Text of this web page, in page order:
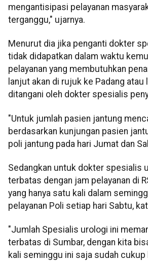
mengantisipasi pelayanan
terganggu," ujarnya.
Menurut dia jika penganti dokter
tidak didapatkan dalam waktu
pelayanan yang membutuhkan
lanjut akan di rujuk ke Padang atau
ditangani oleh dokter spesialis
"Untuk jumlah pasien jantung
berdasarkan kunjungan pasien
poli jantung pada hari Jumat dan
Sedangkan untuk dokter spesialis
terbatas dengan jam pelayanan di
yang hanya satu kali dalam
pelayanan Poli setiap hari Sabtu,
"Jumlah Spesialis urologi ini
terbatas di Sumbar, dengan kita
kali seminggu ini saja sudah cukup